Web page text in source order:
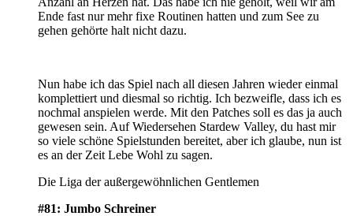
Ende fast nur mehr fixe Routinen hatten und zum See zu
gehen gehörte halt nicht dazu.
Nun habe ich das Spiel nach all diesen Jahren wieder einmal
komplettiert und diesmal so richtig. Ich bezweifle, dass ich es
nochmal anspielen werde. Mit den Patches soll es das ja auch
gewesen sein. Auf Wiedersehen Stardew Valley, du hast mir
so viele schöne Spielstunden bereitet, aber ich glaube, nun ist
es an der Zeit Lebe Wohl zu sagen.
Die Liga der außergewöhnlichen Gentlemen
#81: Jumbo Schreiner